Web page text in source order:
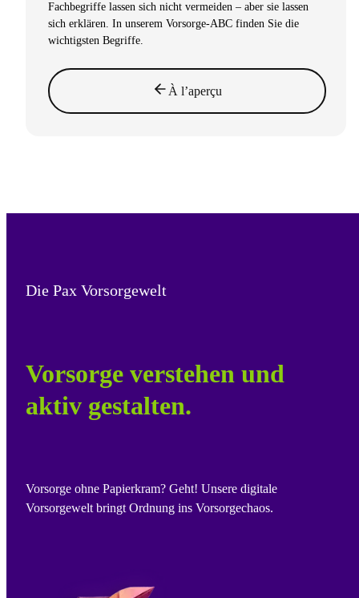
Fachbegriffe lassen sich nicht vermeiden – aber sie lassen
sich erklären. In unserem Vorsorge-ABC finden Sie die
wichtigsten Begriffe.
À l’aperçu
Die Pax Vorsorgewelt
Vorsorge verstehen und
aktiv gestalten.
Vorsorge ohne Papierkram? Geht! Unsere digitale
Vorsorgewelt bringt Ordnung ins Vorsorgechaos.